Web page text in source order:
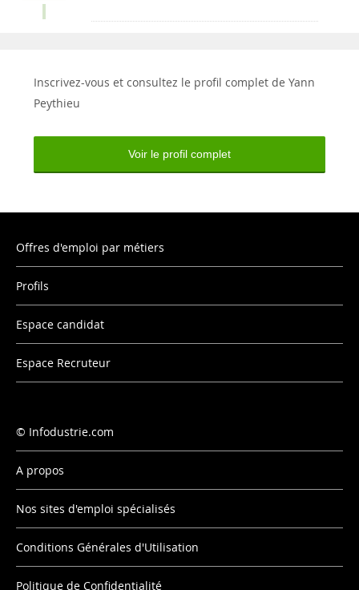
Inscrivez-vous et consultez le profil complet de Yann
Peythieu
Voir le profil complet
Offres d'emploi par métiers
Profils
Espace candidat
Espace Recruteur
Infodustrie.com
A propos
Nos sites d'emploi spécialisés
Conditions Générales d'Utilisation
Politique de Confidentialité